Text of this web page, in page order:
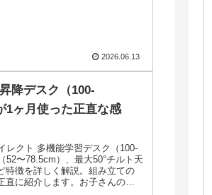
2026.06.13
降デスク（100-
1ヶ月使った正直な感
レクト 多機能学習デスク（100-
52〜78.5cm）、最大50°チルト天
特徴を詳しく解説。組み立ての
直に紹介します。お子さんの学